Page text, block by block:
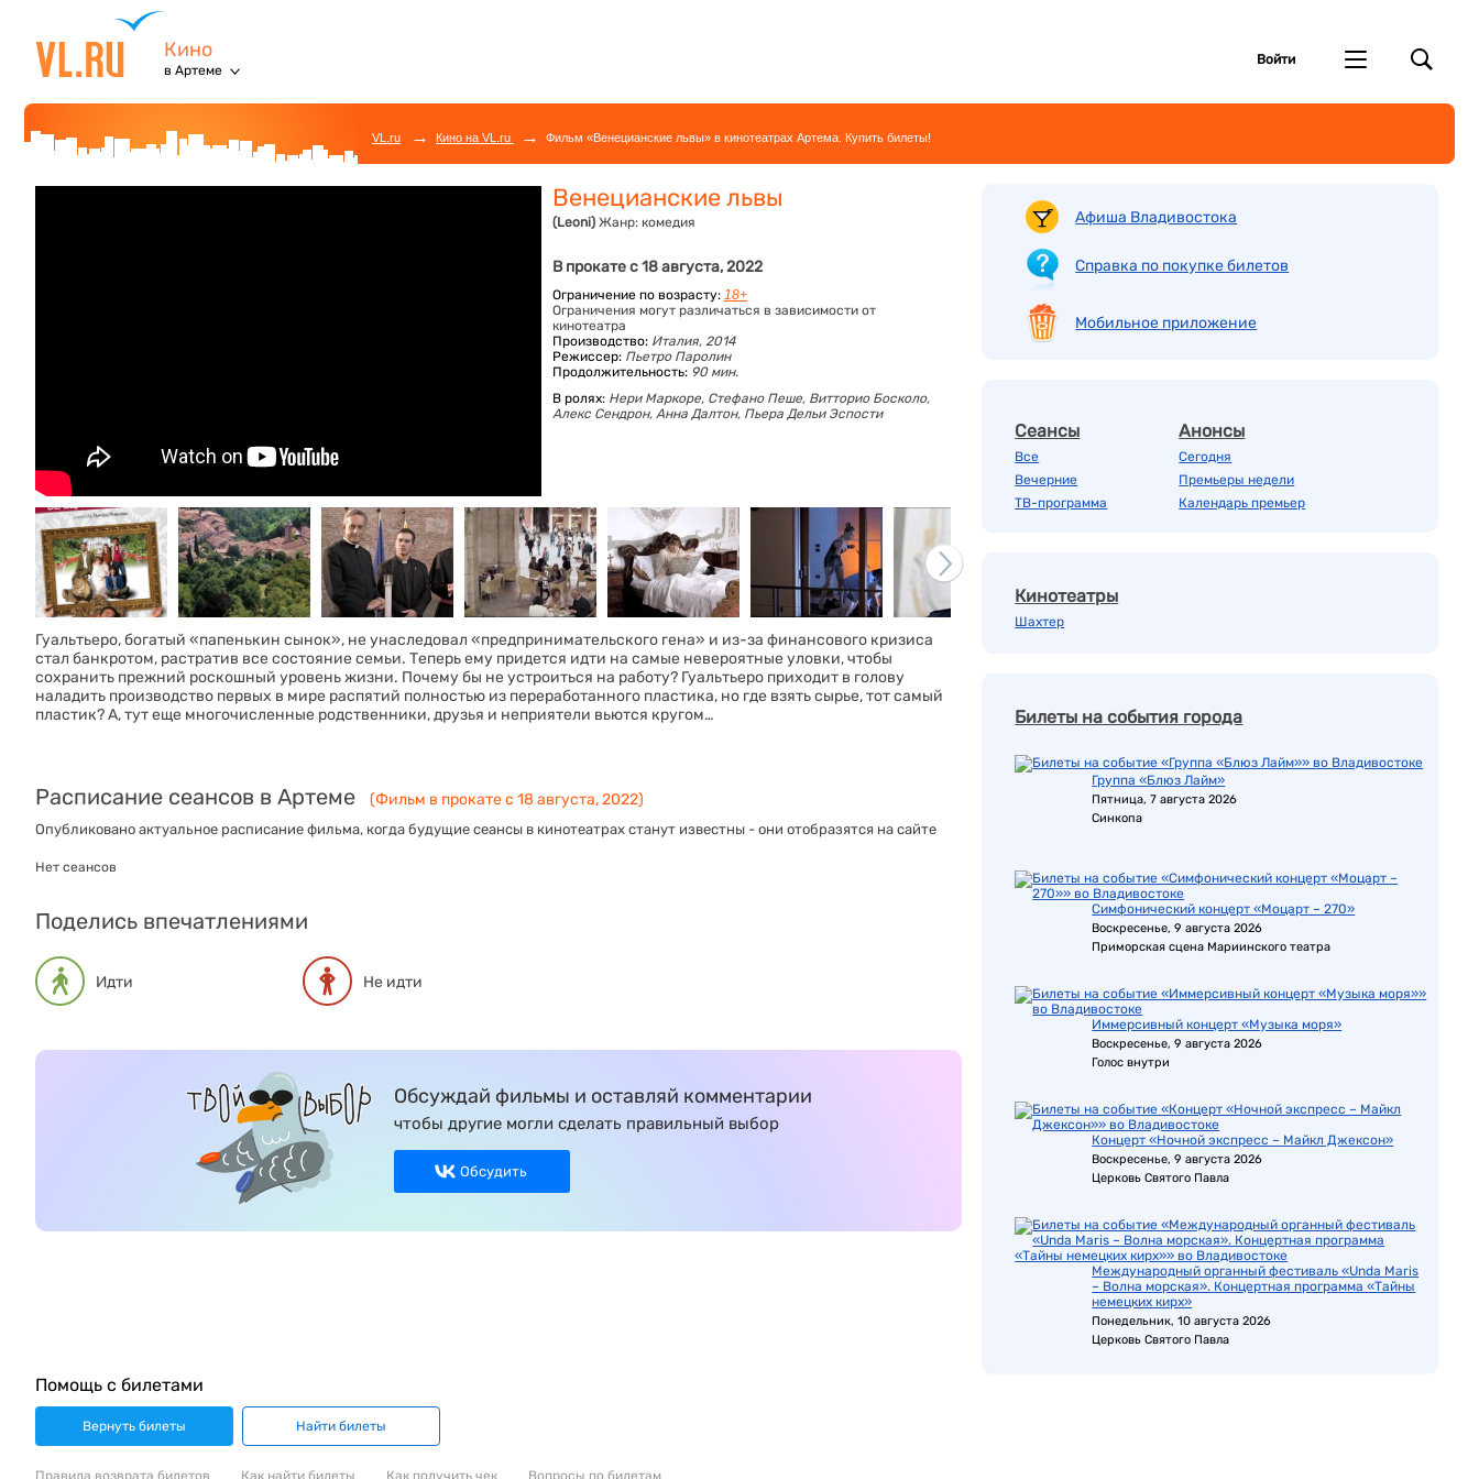
Кино
в Артеме
Войти
VL.ru → Кино на VL.ru → Фильм «Венецианские львы» в кинотеатрах Артема. Купить билеты!
Венецианские львы
(Leoni) Жанр: комедия
В прокате с 18 августа, 2022
Ограничение по возрасту: 18+
Ограничения могут различаться в зависимости от
кинотеатра
Производство: Италия, 2014
Режиссер: Пьетро Паролин
Продолжительность: 90 мин.
В ролях: Нери Маркоре, Стефано Пеше, Витторио Босколо,
Алекс Сендрон, Анна Далтон, Пьера Дельи Эспости
Гуальтьеро, богатый «папенькин сынок», не унаследовал «предпринимательского гена» и из-за финансового кризиса
стал банкротом, растратив все состояние семьи. Теперь ему придется идти на самые невероятные уловки, чтобы
сохранить прежний роскошный уровень жизни. Почему бы не устроиться на работу? Гуальтьеро приходит в голову
наладить производство первых в мире распятий полностью из переработанного пластика, но где взять сырье, тот самый
пластик? А, тут еще многочисленные родственники, друзья и неприятели вьются кругом…
Расписание сеансов в Артеме (Фильм в прокате с 18 августа, 2022)
Опубликовано актуальное расписание фильма, когда будущие сеансы в кинотеатрах станут известны - они отобразятся на сайте
Нет сеансов
Поделись впечатлениями
Идти Не идти
Обсуждай фильмы и оставляй комментарии
чтобы другие могли сделать правильный выбор
Обсудить
Афиша Владивостока
Справка по покупке билетов
Мобильное приложение
Сеансы
Все
Вечерние
ТВ-программа
Анонсы
Сегодня
Премьеры недели
Календарь премьер
Кинотеатры
Шахтер
Билеты на события города
Группа «Блюз Лайм»
Пятница, 7 августа 2026
Синкопа
Симфонический концерт «Моцарт – 270»
Воскресенье, 9 августа 2026
Приморская сцена Мариинского театра
Иммерсивный концерт «Музыка моря»
Воскресенье, 9 августа 2026
Голос внутри
Концерт «Ночной экспресс – Майкл Джексон»
Воскресенье, 9 августа 2026
Церковь Святого Павла
Международный органный фестиваль «Unda Maris
– Волна морская». Концертная программа «Тайны
немецких кирх»
Понедельник, 10 августа 2026
Церковь Святого Павла
Помощь с билетами
Вернуть билеты Найти билеты
Правила возврата билетов Как найти билеты Как получить чек Вопросы по билетам